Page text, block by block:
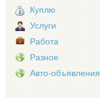
Куплю
Услуги
Работа
Разное
Авто-объявления